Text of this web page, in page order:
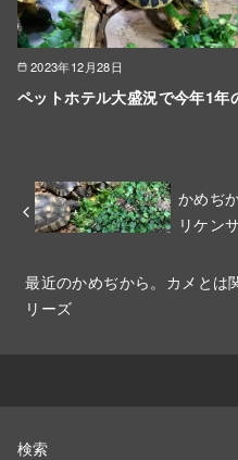
2023年12月28日
ペットホテル大盛況で今年1年
かめぢ
リケン
最近のかめぢから。カメとは
リーズ
検索